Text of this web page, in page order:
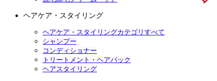
ヘアケア・スタイリング
ヘアケア・スタイリングカテゴリすべて
シャンプー
コンディショナー
トリートメント・ヘアパック
ヘアスタイリング